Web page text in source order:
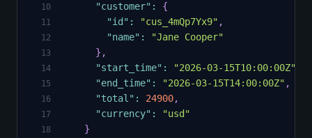
10 "customer" : {
11 "id" : "cus_4mQp7Yx9" ,
12 "name" : "Jane Cooper"
13 } ,
14 "start_time" : "2026-03-15T10:00:00Z"
15 "end_time" : "2026-03-15T14:00:00Z" ,
16 "total" : 24900,
17 "currency" : "usd"
18 }